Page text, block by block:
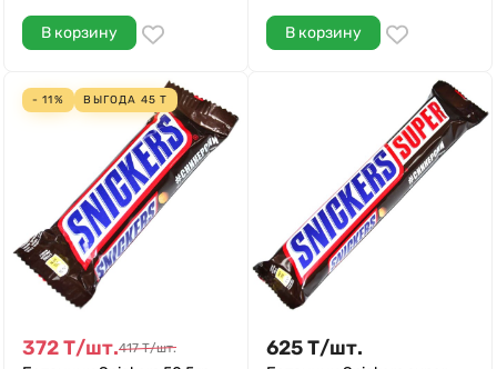
В корзину В корзину
- 11% ВЫГОДА 45 Т
372Т/шт.417 Т/шт. 625Т/шт.